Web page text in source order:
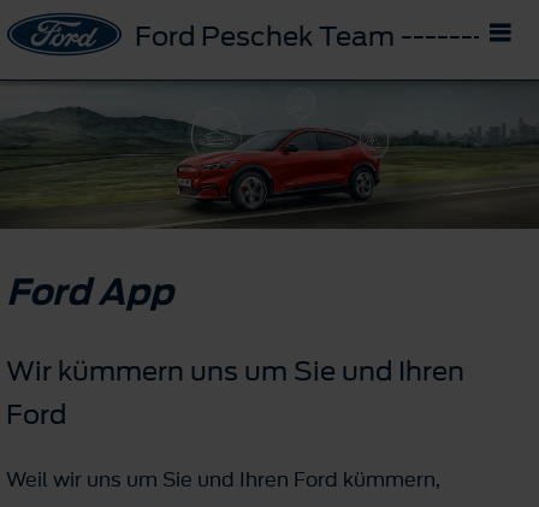
Ford Peschek Team --------
Ford App
Wir kümmern uns um Sie und Ihren
Ford
Weil wir uns um Sie und Ihren Ford kümmern,